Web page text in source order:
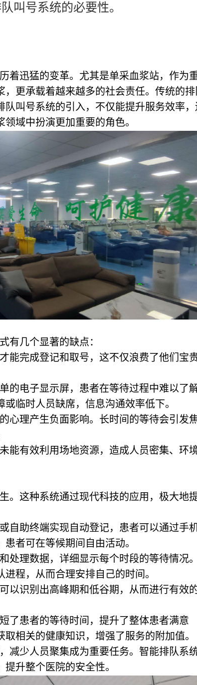
叫号系统的必要性。
着迅猛的变革。尤其是单采血浆站，作为
更承载着越来越多的社会责任。传统的排
叫号系统的引入，不仅能提升服务效率，
域中扮演更加重要的角色。
有几个显著的缺点：
能完成登记和取号，这不仅浪费了他们宝
的电子显示屏，患者在等待过程中难以了
临时人员缺席，信息沟通效率低下。
心理产生负面影响。长时间的等待会引发
能有效利用场地资源，造成人员密集、环
。这种系统通过现代科技的应用，极大地
自助终端实现自动登记，患者可以通过手
者可在等候期间自由活动。
处理数据，详细显示每个时段的等待情况
程，从而合理安排自己的时间。
以识别出高峰期和低谷期，从而进行有效
了患者的等待时间，提升了整体患者满意
相关的健康知识，增强了服务的附加值。
减少人员聚集成为重要任务。智能排队系
升整个医院的安全性。